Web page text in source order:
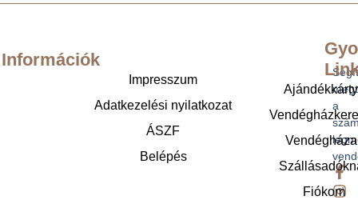
a
Fiókom
Információk
Impresszum
Adatkezelési nyilatkozat
ÁSZF
Belépés